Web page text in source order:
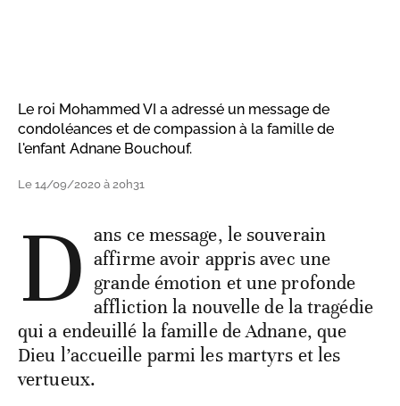
Le roi Mohammed VI a adressé un message de
condoléances et de compassion à la famille de
l'enfant Adnane Bouchouf.
Le 14/09/2020 à 20h31
D ans ce message, le souverain
affirme avoir appris avec une
grande émotion et une profonde
affliction la nouvelle de la tragédie
qui a endeuillé la famille de Adnane, que
Dieu l’accueille parmi les martyrs et les
vertueux.